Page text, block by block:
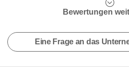
Bewertungen
Eine Frage an das